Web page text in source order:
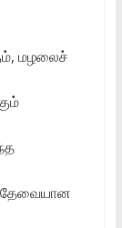
மழலைச்
தேவையான